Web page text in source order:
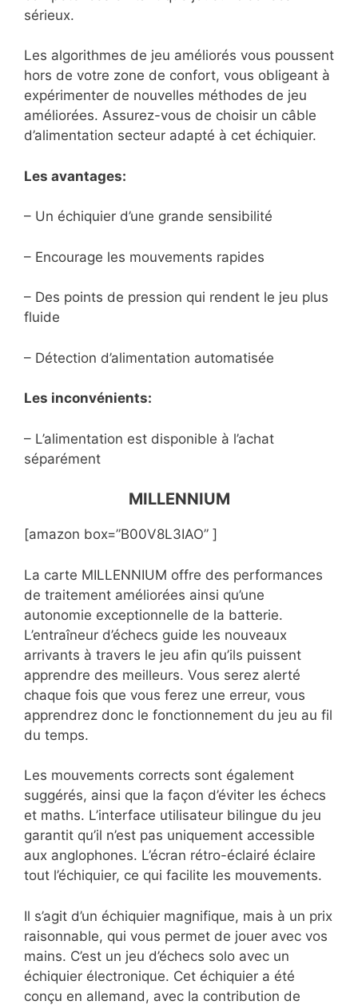
sérieux.
Les algorithmes de jeu améliorés vous poussent
hors de votre zone de confort, vous obligeant à
expérimenter de nouvelles méthodes de jeu
améliorées. Assurez-vous de choisir un câble
d’alimentation secteur adapté à cet échiquier.
Les avantages:
– Un échiquier d’une grande sensibilité
– Encourage les mouvements rapides
– Des points de pression qui rendent le jeu plus
fluide
– Détection d’alimentation automatisée
Les inconvénients:
– L’alimentation est disponible à l’achat
séparément
MILLENNIUM
[amazon box=”B00V8L3IAO” ]
La carte MILLENNIUM offre des performances
de traitement améliorées ainsi qu’une
autonomie exceptionnelle de la batterie.
L’entraîneur d’échecs guide les nouveaux
arrivants à travers le jeu afin qu’ils puissent
apprendre des meilleurs. Vous serez alerté
chaque fois que vous ferez une erreur, vous
apprendrez donc le fonctionnement du jeu au fil
du temps.
Les mouvements corrects sont également
suggérés, ainsi que la façon d’éviter les échecs
et maths. L’interface utilisateur bilingue du jeu
garantit qu’il n’est pas uniquement accessible
aux anglophones. L’écran rétro-éclairé éclaire
tout l’échiquier, ce qui facilite les mouvements.
Il s’agit d’un échiquier magnifique, mais à un prix
raisonnable, qui vous permet de jouer avec vos
mains. C’est un jeu d’échecs solo avec un
échiquier électronique. Cet échiquier a été
conçu en allemand, avec la contribution de